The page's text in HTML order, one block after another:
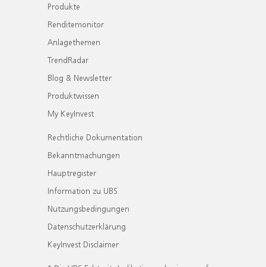
Produkte
Renditemonitor
Anlagethemen
TrendRadar
Blog & Newsletter
Produktwissen
My KeyInvest
Rechtliche Dokumentation
Bekanntmachungen
Hauptregister
Information zu UBS
Nutzungsbedingungen
Datenschutzerklärung
KeyInvest Disclaimer